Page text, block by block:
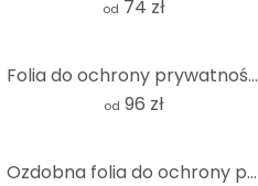
od 74 zł
Folia do ochrony prywatności Mosaic 01
od 96 zł
Ozdobna folia do ochrony prywatności zielona - kwadratowa